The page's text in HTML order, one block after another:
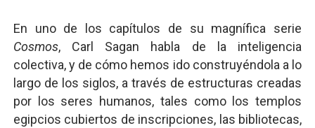
Mis historias favoritas de Superman
Transformers: ¿Una película marxista?
Gentile: Lo que debes entender sobre el fascismo
En uno de los capítulos de su magnífica serie
Cosmos, Carl Sagan habla de la inteligencia
colectiva, y de cómo hemos ido construyéndola a lo
largo de los siglos, a través de estructuras creadas
por los seres humanos, tales como los templos
egipcios cubiertos de inscripciones, las bibliotecas,